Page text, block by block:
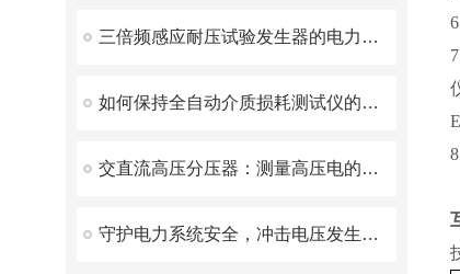
三倍频感应耐压试验发生器的电力革新之路
如何保持全自动介质损耗测试仪的测量精度
交直流高压分压器：测量高压电的关键设备
守护电力系统安全，冲击电压发生器发挥了重要作用！